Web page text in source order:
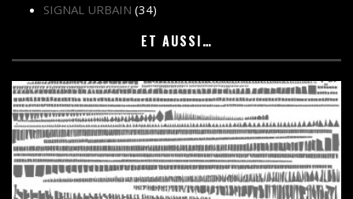
SIGNAL URBAIN (34)
ET AUSSI…